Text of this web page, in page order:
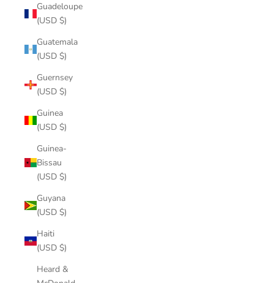
Guadeloupe
(USD $)
Guatemala
(USD $)
Guernsey
(USD $)
Guinea
(USD $)
Guinea-
Bissau
(USD $)
Guyana
(USD $)
Haiti
(USD $)
Heard &